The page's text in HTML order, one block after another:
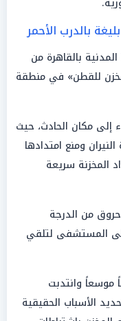
بالدرب الأحمر
بالقاهرة من
للقطن» في منطقة
إلى مكان الحادث، حيث
ومنع امتدادها
المخزنة سريعة
من الدرجة
المستشفى لتلقي
موسعاً وانتدبت
الأسباب الحقيقية